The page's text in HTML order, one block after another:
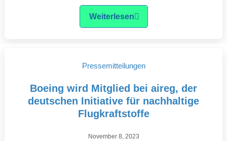
Weiterlesen
Pressemitteilungen
Boeing wird Mitglied bei aireg, der
deutschen Initiative für nachhaltige
Flugkraftstoffe
November 8, 2023